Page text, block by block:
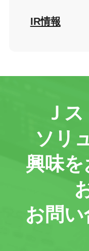
IR情報
Ｊ
ソリ
興味
お問